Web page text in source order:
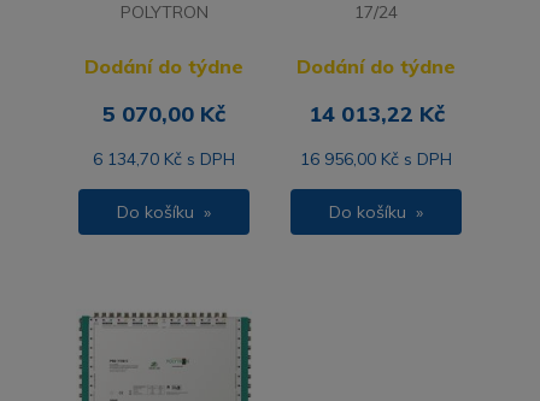
POLYTRON
Dodání do týdne
5 070,00 Kč
6 134,70 Kč s DPH
Do košíku »
17/24
Dodání do týdne
14 013,22 Kč
16 956,00 Kč s DPH
Do košíku »